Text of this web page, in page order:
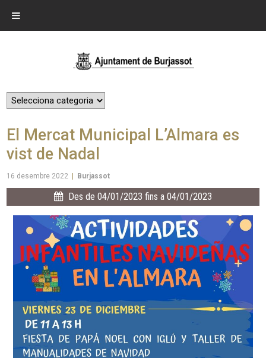
El Mercat Municipal L’Almara es
vist de Nadal
16 desembre 2022 Burjassot
Des de 04/01/2023 fins a 04/01/2023